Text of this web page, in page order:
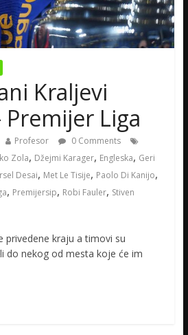
Kraljevi
Premijer Liga
Profesor
0 Comments
Zola, Džejmi Karager, Engleska, Geri
Desai, Met Le Tisije, Paolo Di Kanijo,
, Premijersip, Robi Fauler, Stiven
privedene kraju a timovi su
do nekog od mesta koje će im